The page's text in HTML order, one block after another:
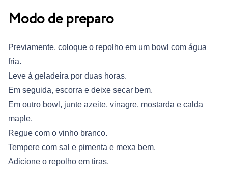
Modo de preparo
Previamente, coloque o repolho em um bowl com água
fria.
Leve à geladeira por duas horas.
Em seguida, escorra e deixe secar bem.
Em outro bowl, junte azeite, vinagre, mostarda e calda
maple.
Regue com o vinho branco.
Tempere com sal e pimenta e mexa bem.
Adicione o repolho em tiras.